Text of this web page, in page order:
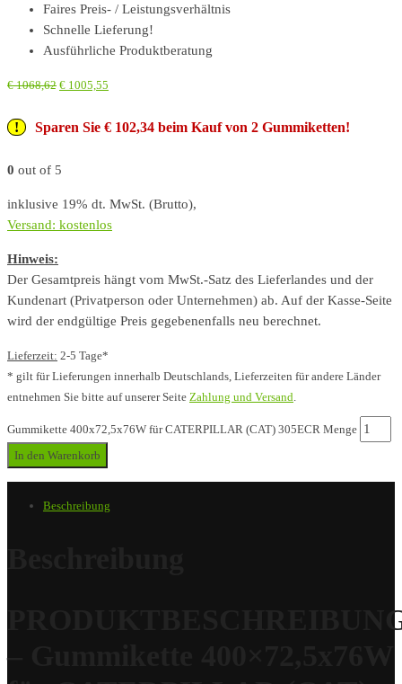
Faires Preis- / Leistungsverhältnis
Schnelle Lieferung!
Ausführliche Produktberatung
€1068,62 € 1005,55
Sparen Sie € 102,34 beim Kauf von 2 Gummiketten!
0 out of 5
inklusive 19% dt. MwSt. (Brutto),
Versand: kostenlos
Hinweis:
Der Gesamtpreis hängt vom MwSt.-Satz des Lieferlandes und der
Kundenart (Privatperson oder Unternehmen) ab. Auf der Kasse-Seite
wird der endgültige Preis gegebenenfalls neu berechnet.
Lieferzeit: 2-5 Tage*
* gilt für Lieferungen innerhalb Deutschlands, Lieferzeiten für andere Länder
entnehmen Sie bitte auf unserer Seite Zahlung und Versand
Gummikette 400x72,5x76W für CATERPILLAR (CAT) 305ECR Menge
In den Warenkorb
Beschreibung